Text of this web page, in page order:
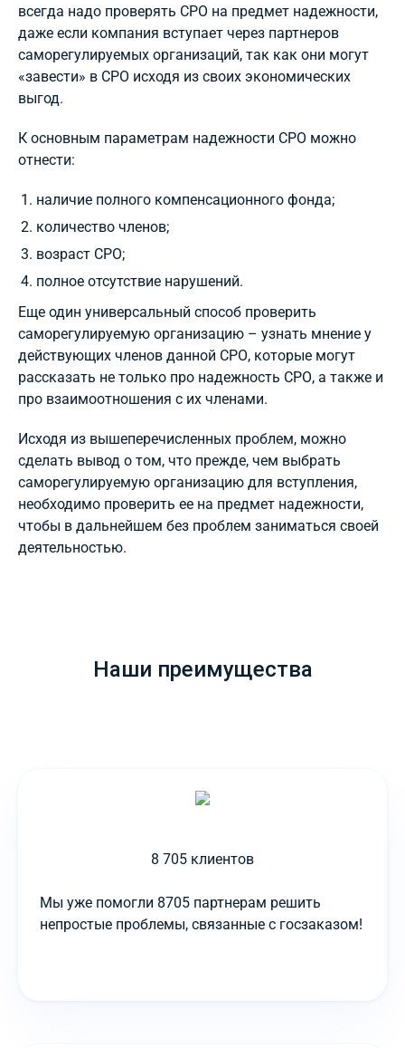
всегда надо проверять СРО на предмет надежности,
даже если компания вступает через партнеров
саморегулируемых организаций, так как они могут
«завести» в СРО исходя из своих экономических
выгод.
К основным параметрам надежности СРО можно
отнести:
наличие полного компенсационного фонда;
количество членов;
возраст СРО;
полное отсутствие нарушений.
Еще один универсальный способ проверить
саморегулируемую организацию – узнать мнение у
действующих членов данной СРО, которые могут
рассказать не только про надежность СРО, а также и
про взаимоотношения с их членами.
Исходя из вышеперечисленных проблем, можно
сделать вывод о том, что прежде, чем выбрать
саморегулируемую организацию для вступления,
необходимо проверить ее на предмет надежности,
чтобы в дальнейшем без проблем заниматься своей
деятельностью.
Наши преимущества
8 705 клиентов
Мы уже помогли 8705 партнерам решить
непростые проблемы, связанные с госзаказом!